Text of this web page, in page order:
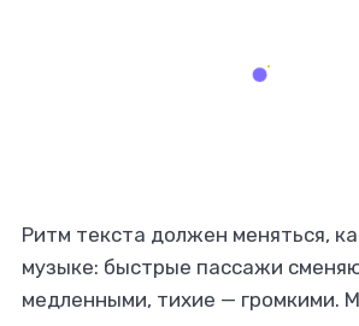
Ритм текста должен меняться,
музыке: быстрые пассажи
медленными, тихие — громкими.